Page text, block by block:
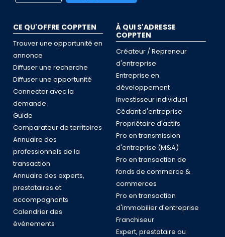
CE QU'OFFRE COPPTEN
Trouver une opportunité en
annonce
Diffuser une recherche
Diffuser une opportunité
Connecter avec la
demande
Guide
Comparateur de territoires
Annuaire des
professionnels de la
transaction
Annuaire des experts,
prestataires et
accompagnants
Calendrier des
événements
À QUI S'ADRESSE
COPPTEN
Créateur / Repreneur
d'entreprise
Entreprise en
développement
Investisseur individuel
Cédant d'entreprise
Propriétaire d'actifs
Pro en transmission
d'entreprise (M&A)
Pro en transaction de
fonds de commerce &
commerces
Pro en transaction
d'immobilier d'entreprise
Franchiseur
Expert, prestataire ou